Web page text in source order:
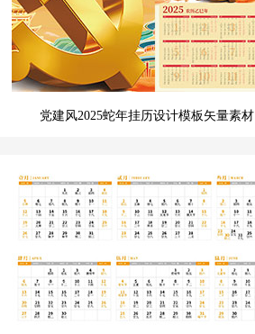
党建风2025蛇年挂历设计模板矢量素材